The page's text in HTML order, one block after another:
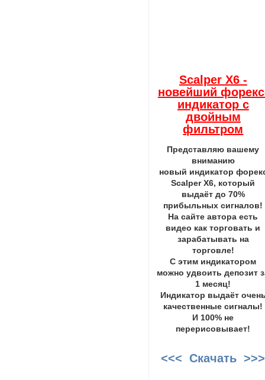
Scalper X6 -
новейший
индикатор с
двойным
фильтром
Представляю вашему
вниманию
новый индикатор
Scalper X6, который
выдаёт до 70%
прибыльных сигналов!
На сайте автора есть
видео как торговать и
зарабатывать на
торговле!
С этим индикатором
можно удвоить депозит
1 месяц!
Индикатор выдаёт
качественные сигналы!
И 100% не
перерисовывает!
<<< Скачать >>>